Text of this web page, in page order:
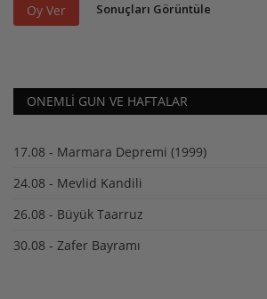
Oy Ver Sonuçları Görüntüle
ONEMLI GUN VE HAFTALAR
17.08 - Marmara Depremi (1999)
24.08 - Mevlid Kandili
26.08 - Büyük Taarruz
30.08 - Zafer Bayramı